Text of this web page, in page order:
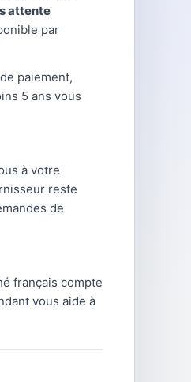
attente
par
paiement,
5 ans vous
à votre
reste
de
français compte
vous aide à